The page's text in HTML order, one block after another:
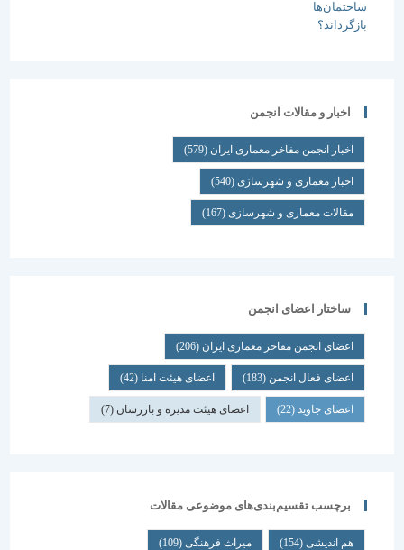
اخبار و مقالات انجمن
اخبار انجمن مفاخر معماری ایران (579)
اخبار معماری و شهرسازی(540)
مقالات معماری و شهرسازی(167)
ساختار اعضای انجمن
اعضای انجمن مفاخر معماری ایران (206)
اعضای فعال انجمن(183) اعضای هیئت امنا(42)
اعضای جاوید(22) اعضای هیئت مدیره و بازرسان(7)
برچسب تقسیم‌بندی‌های موضوعی مقالات
هم اندیشی (154) میراث فرهنگی (109)